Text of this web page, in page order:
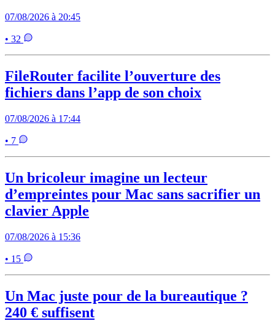
07/08/2026 à 20:45
• 32
FileRouter facilite l’ouverture des
fichiers dans l’app de son choix
07/08/2026 à 17:44
• 7
Un bricoleur imagine un lecteur
d’empreintes pour Mac sans sacrifier un
clavier Apple
07/08/2026 à 15:36
• 15
Un Mac juste pour de la bureautique ?
240 € suffisent